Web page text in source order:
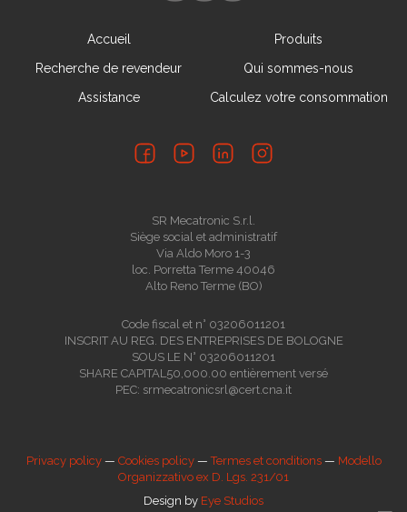
Accueil
Produits
Recherche de revendeur
Qui sommes-nous
Assistance
Calculez votre consommation
SR Mecatronic S.r.l.
Siège social et administratif
Via Aldo Moro 1-3
loc. Porretta Terme 40046
Alto Reno Terme (BO)
Code fiscal et n° 03206011201
INSCRIT AU REG. DES ENTREPRISES DE BOLOGNE
SOUS LE N° 03206011201
SHARE CAPITAL50,000.00 entièrement versé
PEC: srmecatronicsrl@cert.cna.it
Privacy policy— Cookies policy—Termes et conditions— Modello
Organizzativo ex D. Lgs. 231/01
Design by Eye Studios